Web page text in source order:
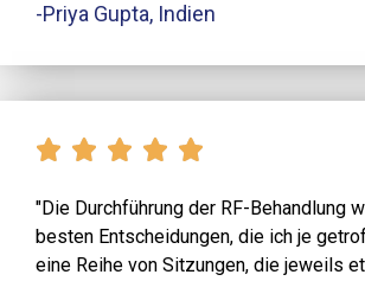
-Priya Gupta, Indien
"Die Durchführung der RF-Behandlung
besten Entscheidungen, die ich je
eine Reihe von Sitzungen, die jeweils